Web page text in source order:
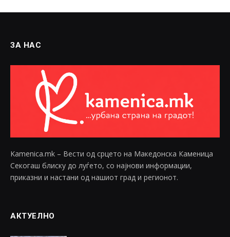
ЗА НАС
Kamenica.mk – Вести од срцето на Македонска Каменица
Секогаш блиску до луѓето, со најнови информации,
приказни и настани од нашиот град и регионот.
АКТУЕЛНО